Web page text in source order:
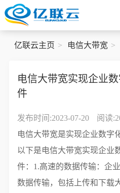
亿联云主页 电信大带宽
电信大带宽实现企业
件
发布时间:2023-07-20
阅读
电信大带宽是实现企业数字
以下是电信大带宽实现企业
件：1.高速的数据传输：企
数据传输，包括上传和下载